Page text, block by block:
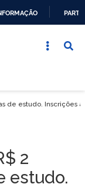
de estudo. Inscrições
2
estudo.